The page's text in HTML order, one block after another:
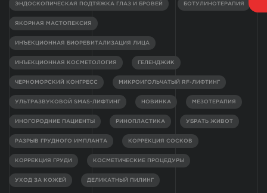
ЭНДОСКОПИЧЕСКАЯ ПОДТЯЖКА ГЛАЗ И БРОВЕЙ БОТУЛИНОТЕРАПИЯ
ЯКОРНАЯ МАСТОПЕКСИЯ
ИНЪЕКЦИОННАЯ БИОРЕВИТАЛИЗАЦИЯ ЛИЦА
ИНЪЕКЦИОННАЯ КОСМЕТОЛОГИЯ ГЕЛЕНДЖИК
ЧЕРНОМОРСКИЙ КОНГРЕСС МИКРОИГОЛЬЧАТЫЙ RF-ЛИФТИНГ
УЛЬТРАЗВУКОВОЙ SMAS-ЛИФТИНГ НОВИНКА МЕЗОТЕРАПИЯ
ИНОГОРОДНИЕ ПАЦИЕНТЫ РИНОПЛАСТИКА УБРАТЬ ЖИВОТ
РАЗРЫВ ГРУДНОГО ИМПЛАНТА КОРРЕКЦИЯ СОСКОВ
КОРРЕКЦИЯ ГРУДИ КОСМЕТИЧЕСКИЕ ПРОЦЕДУРЫ
УХОД ЗА КОЖЕЙ ДЕЛИКАТНЫЙ ПИЛИНГ